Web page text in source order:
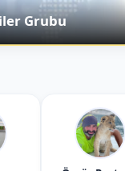
arkadaş grupları
uygun saat
Grubu